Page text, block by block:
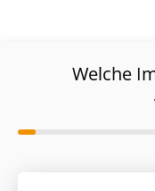
Welche